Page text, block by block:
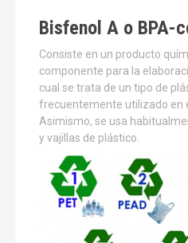
Bisfenol A o BPA-
Consiste en un producto
componente para la
cual se trata de un tipo de
frecuentemente utilizado en
Asimismo, se usa
y vajillas de plástico.